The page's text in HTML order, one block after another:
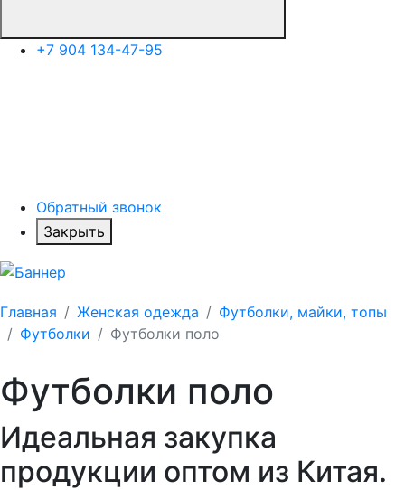
+7 904 134-47-95
Обратный звонок
Закрыть
Главная Женская одежда
Футболки, майки, топы
Футболки
Футболки поло
Футболки поло
Идеальная закупка
продукции оптом из Китая.